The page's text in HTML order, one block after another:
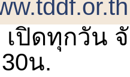
เปิดทุกวัน
น.